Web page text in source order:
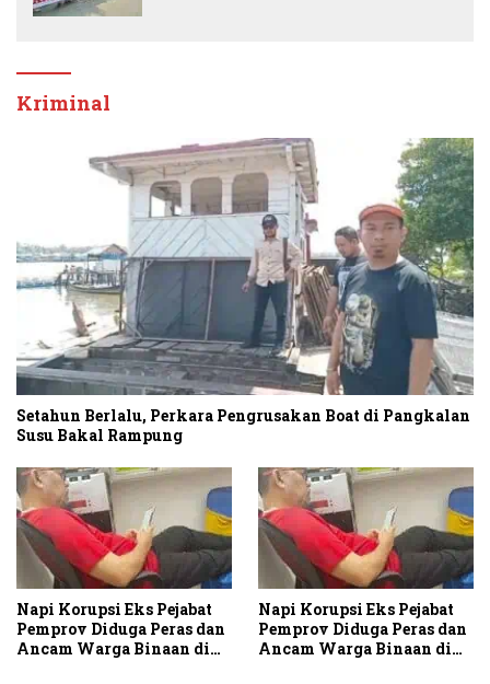
Kriminal
Setahun Berlalu, Perkara Pengrusakan Boat di Pangkalan
Susu Bakal Rampung
Napi Korupsi Eks Pejabat
Pemprov Diduga Peras dan
Ancam Warga Binaan di
Napi Korupsi Eks Pejabat
Pemprov Diduga Peras dan
Ancam Warga Binaan di